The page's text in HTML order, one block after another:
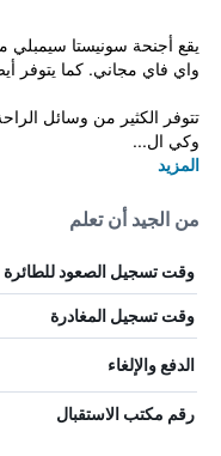
يقع أجنحة سونيستا سيمبلي
واي فاي مجاني. كما يتوفر
تتوفر الكثير من وسائل
وكي ال...
المزيد
من الجيد أن تعلم
وقت تسجيل الصعود للطائرة
وقت تسجيل المغادرة
الدفع والإلغاء
رقم مكتب الاستقبال